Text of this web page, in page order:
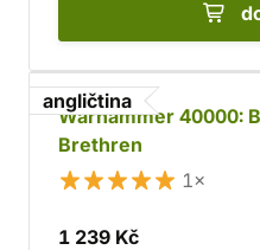
angličtina
Warhammer 40000:
Brethren
1×
1 239 Kč